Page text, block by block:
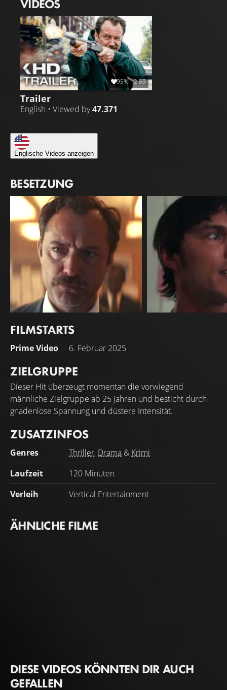
VIDEOS
95% 2:53
Trailer
English • Viewed by47.371
Englische Videos anzeigen
BESETZUNG
Jude Law
Terry Husk
FILMSTARTS
Prime Video 6. Februar 2025
ZIELGRUPPE
Dieser Hit überzeugt momentan die vorwiegend
männliche Zielgruppe ab 25 Jahren und besticht durch
gnadenlose Spannung und düstere Intensität.
ZUSATZINFOS
Genres Thriller, Drama & Krimi
Laufzeit
120 Minuten
Verleih
Vertical Entertainment
ÄHNLICHE FILME
DIESE VIDEOS KÖNNTEN DIR AUCH
GEFALLEN